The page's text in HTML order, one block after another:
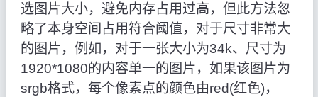
选图片大小，避免内存占用过高，但此方法忽
略了本身空间占用符合阈值，对于尺寸非常大
的图片，例如，对于一张大小为34k、尺寸为
1920*1080的内容单一的图片，如果该图片为
srgb格式，每个像素点的颜色由red(红色)，